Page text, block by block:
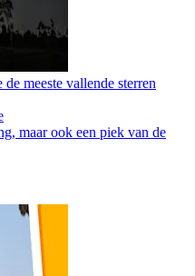
meeste vallende sterren
maar ook een piek van de